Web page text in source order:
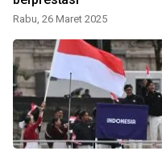
Rabu, 26 Maret 2025